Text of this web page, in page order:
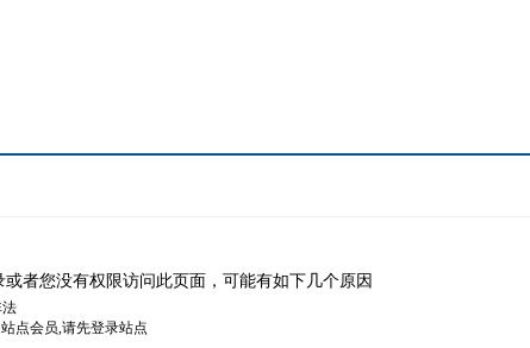
或者您没有权限访问此页面，可能有如下几个原因
点会员,请先登录站点